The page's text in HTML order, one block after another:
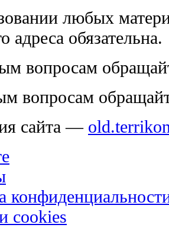
любых
адреса обязательна.
вопросам
вопросам
сайта —
cookies